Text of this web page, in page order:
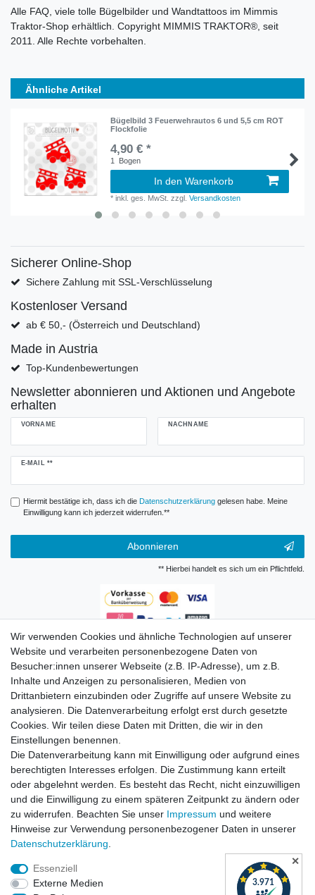
Alle FAQ, viele tolle Bügelbilder und Wandtattoos im Mimmis
Traktor-Shop erhältlich. Copyright MIMMIS TRAKTOR®, seit
2011. Alle Rechte vorbehalten.
Ähnliche Artikel
Bügelbild 3 Feuerwehrautos 6 und 5,5 cm ROT
Flockfolie
4,90 € *
1 Bogen
In den Warenkorb
*inkl. ges. MwSt. zzgl.Versandkosten
Sicherer Online-Shop
Sichere Zahlung mit SSL-Verschlüsselung
Kostenloser Versand
ab € 50,- (Österreich und Deutschland)
Made in Austria
Top-Kundenbewertungen
Newsletter abonnieren und Aktionen und Angebote
erhalten
VORNAME NACHNAME
E-MAIL **
Newsletter
Hiermit bestätige ich, dass ich die Daten­schutz­erklärunggelesen habe. Meine
Einwilligung kann ich jederzeit widerrufen.**
Abonnieren
** Hierbei handelt es sich um ein Pflichtfeld.
Zahlungsarten
Versandkosten
Wir verwenden Cookies und ähnliche Technologien auf unserer
Website und verarbeiten personenbezogene Daten von
Besucher:innen unserer Webseite (z.B. IP-Adresse), um z.B.
Inhalte und Anzeigen zu personalisieren, Medien von
Drittanbietern einzubinden oder Zugriffe auf unsere Website zu
analysieren. Die Datenverarbeitung erfolgt erst durch gesetzte
Cookies. Wir teilen diese Daten mit Dritten, die wir in den
Einstellungen benennen.
Die Datenverarbeitung kann mit Einwilligung oder aufgrund eines
berechtigten Interesses erfolgen. Die Zustimmung kann erteilt
oder abgelehnt werden. Es besteht das Recht, nicht einzuwilligen
und die Einwilligung zu einem späteren Zeitpunkt zu ändern oder
zu widerrufen. Beachten Sie unser Impressum und weitere
Hinweise zur Verwendung personenbezogener Daten in unserer
Daten­schutz­erklärung
Essenziell
Externe Medien
✕